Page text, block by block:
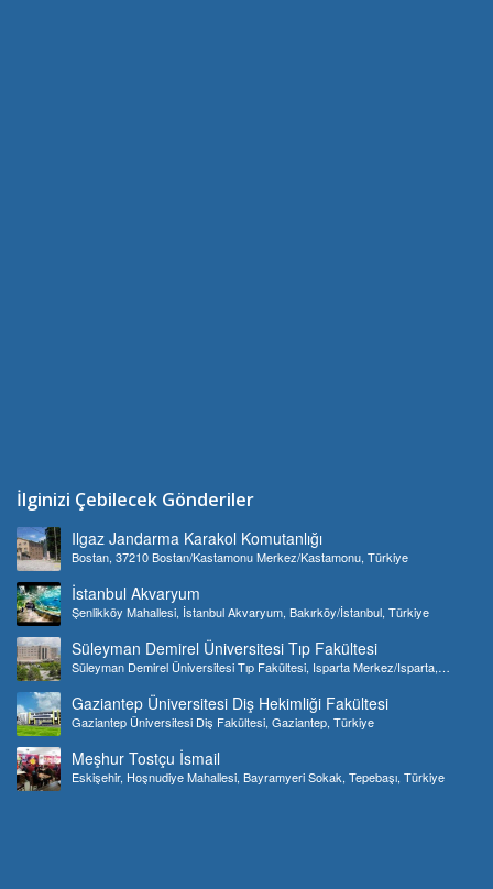
İlginizi Çebilecek Gönderiler
Ilgaz Jandarma Karakol Komutanlığı
Bostan, 37210 Bostan/Kastamonu Merkez/Kastamonu, Türkiye
İstanbul Akvaryum
Şenlikköy Mahallesi, İstanbul Akvaryum, Bakırköy/İstanbul, Türkiye
Süleyman Demirel Üniversitesi Tıp Fakültesi
Süleyman Demirel Üniversitesi Tıp Fakültesi, Isparta Merkez/Isparta,
Gaziantep Üniversitesi Diş Hekimliği Fakültesi
Gaziantep Üniversitesi Diş Fakültesi, Gaziantep, Türkiye
Meşhur Tostçu İsmail
Eskişehir, Hoşnudiye Mahallesi, Bayramyeri Sokak, Tepebaşı, Türkiye